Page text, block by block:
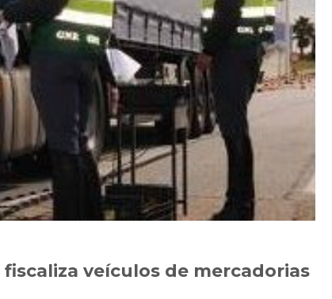
fiscaliza veículos de mercadorias